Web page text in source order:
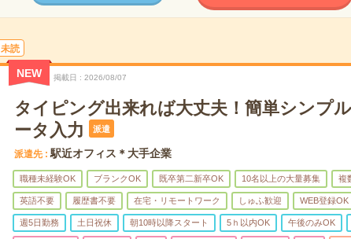
未読
NEW 掲載日 2026/08/07
タイピング出来れば大丈夫！簡単シンプ
ータ入力
派遣
派遣先 駅近オフィス＊大手企業
職種未経験OK ブランクOK 既卒第二新卒OK 10名以上の大量募集 複
英語不要 履歴書不要 在宅・リモートワーク しゅふ歓迎 WEB登録OK
週5日勤務 土日祝休 朝10時以降スタート 5ｈ以内OK 午後のみOK